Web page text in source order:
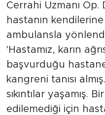
Cerrahi Uzmanı Op.
hastanın kendilerine
ambulansla
'Hastamız, karın
başvurduğu
kangreni tanısı
sıkıntılar yaşamış.
edilemediği için